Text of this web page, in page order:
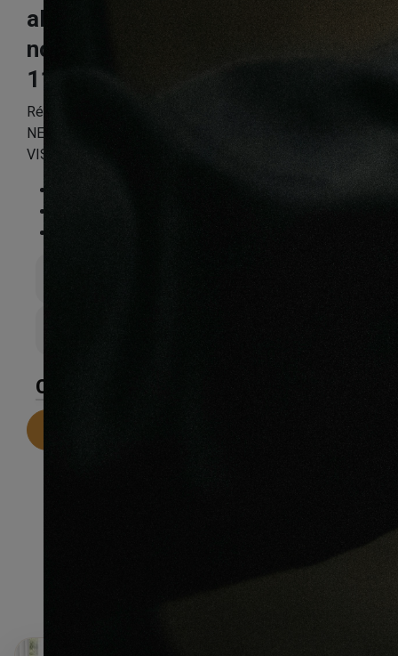
alu dore bande
noire visser
113X52X30mm
Référence:
NEZ DE MARCHE ALU DORE + BANDE NOIRE A
VISSER 113*52*30 (21681)
CARACTÉRISTIQUES